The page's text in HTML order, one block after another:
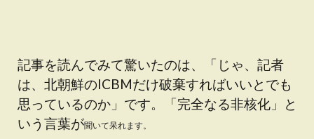
記事を読んでみて驚いたのは、「じゃ、記者
は、北朝鮮のICBMだけ破棄すればいいとでも
思っているのか」です。「完全なる非核化」と
いう言葉が聞いて呆れます。